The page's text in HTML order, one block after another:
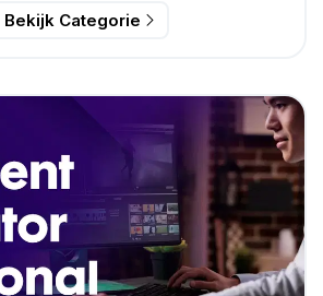
Bekijk Categorie